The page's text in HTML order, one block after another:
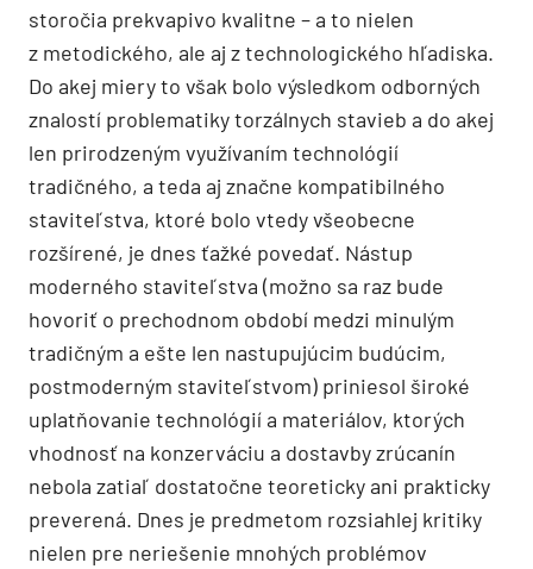
storočia prekvapivo kvalitne – a to nielen
z metodického, ale aj z technologického hľadiska.
Do akej miery to však bolo výsledkom odborných
znalostí problematiky torzálnych stavieb a do akej
len prirodzeným využívaním technológií
tradičného, a teda aj značne kompatibilného
staviteľstva, ktoré bolo vtedy všeobecne
rozšírené, je dnes ťažké povedať. Nástup
moderného staviteľstva (možno sa raz bude
hovoriť o prechodnom období medzi minulým
tradičným a ešte len nastupujúcim budúcim,
postmoderným staviteľstvom) priniesol široké
uplatňovanie technológií a materiálov, ktorých
vhodnosť na konzerváciu a dostavby zrúcanín
nebola zatiaľ dostatočne teoreticky ani prakticky
preverená. Dnes je predmetom rozsiahlej kritiky
nielen pre neriešenie mnohých problémov